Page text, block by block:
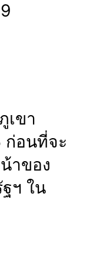
เขา
ก่อนที่จะ
าของ
ฯ ใน